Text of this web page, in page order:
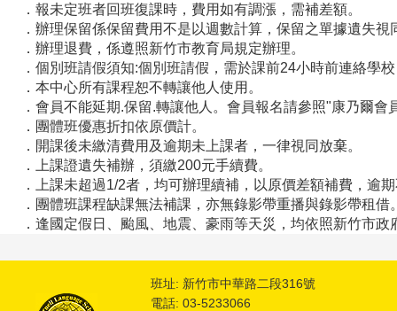
．報未定班者回班復課時，費用如有調漲，需補差額。
．辦理保留係保留費用不是以週數計算，保留之單據遺失視
．辦理退費，係遵照新竹市教育局規定辦理。
．個別班請假須知:個別班請假，需於課前24小時前連絡學
．本中心所有課程恕不轉讓他人使用。
．會員不能延期.保留.轉讓他人。會員報名請參照"康乃爾會
．團體班優惠折扣依原價計。
．開課後未繳清費用及逾期未上課者，一律視同放棄。
．上課證遺失補辦，須繳200元手續費。
．上課未超過1/2者，均可辦理續補，以原價差額補費，逾
．團體班課程缺課無法補課，亦無錄影帶重播與錄影帶租借
．逢國定假日
颱風、地震、豪雨等天災，均依照新竹市
班址: 新竹市中華路二段316號
電話: 03-5233066